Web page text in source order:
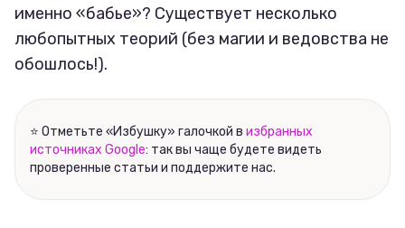
именно «бабье»? Существует несколько
любопытных теорий (без магии и ведовства не
обошлось!).
⭐ Отметьте «Избушку» галочкой в избранных
источниках Google: так вы чаще будете видеть
проверенные статьи и поддержите нас.